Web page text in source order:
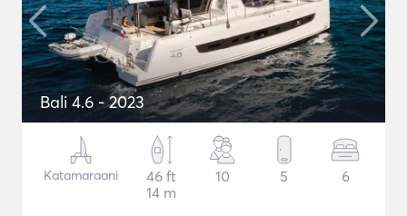
Bali 4.6 - 2023
Katamaraani
46 ft
14 m
10 5 6